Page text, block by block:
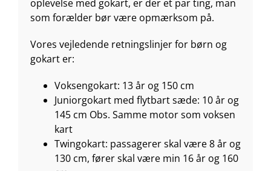
oplevelse med gokart, er der et par ting, man
som forælder bør være opmærksom på.
Vores vejledende retningslinjer for børn og
gokart er:
Voksengokart: 13 år og 150 cm
Juniorgokart med flytbart sæde: 10 år og
145 cm Obs. Samme motor som voksen
kart
Twingokart: passagerer skal være 8 år og
130 cm, fører skal være min 16 år og 160